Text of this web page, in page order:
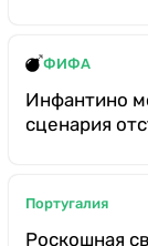
ФИФА
Инфантино
сценария
Португалия
Роскошная